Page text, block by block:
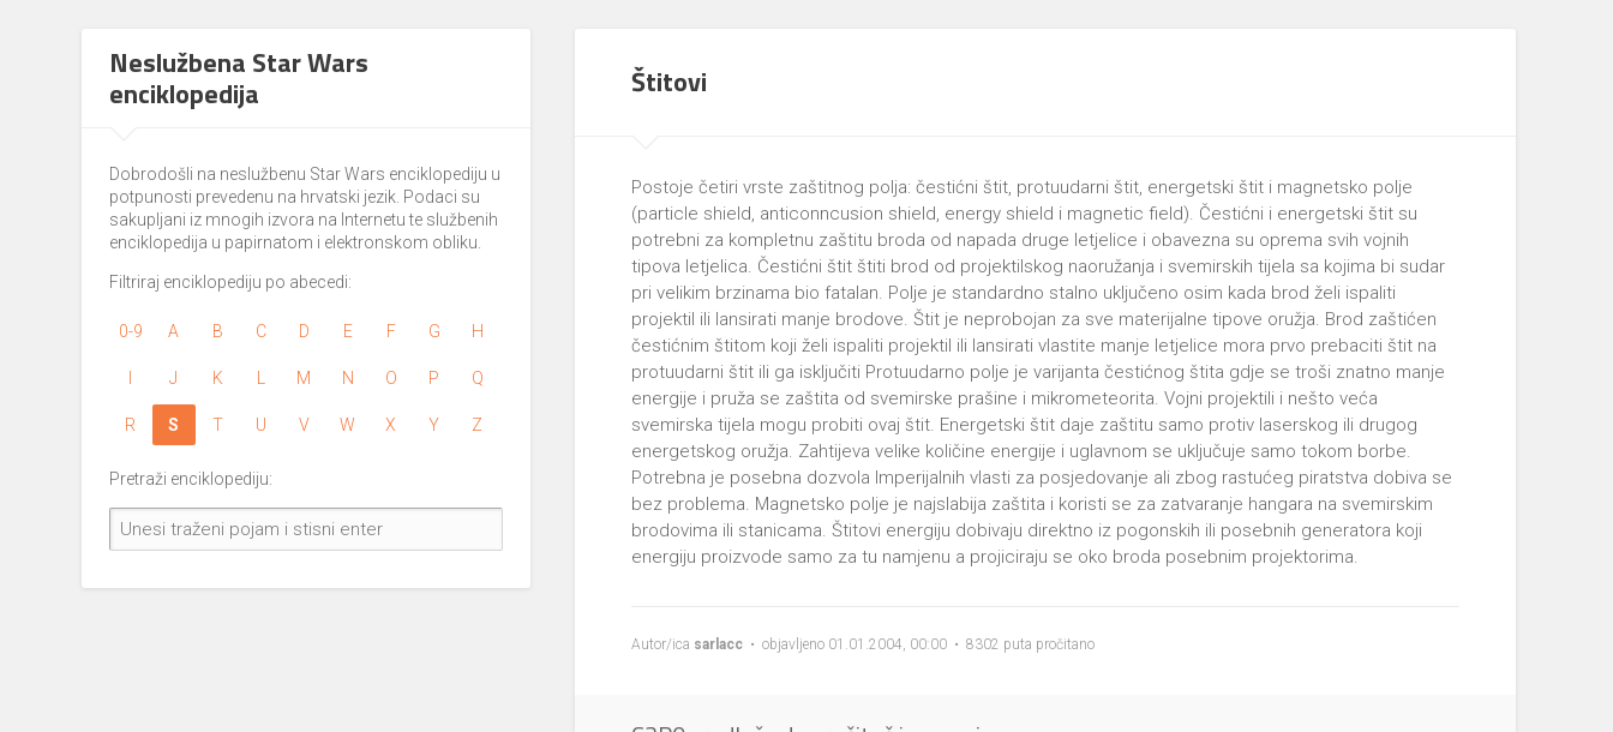
Neslužbena Star Wars
enciklopedija
Dobrodošli na neslužbenu Star Wars enciklopediju u
potpunosti prevedenu na hrvatski jezik. Podaci su
sakupljani iz mnogih izvora na Internetu te službenih
enciklopedija u papirnatom i elektronskom obliku.
Filtriraj enciklopediju po abecedi:
0-9 A B C D E F G H
J K M N O P Q
R S T U V W X Y Z
Pretraži enciklopediju:
Štitovi
Postoje četiri vrste zaštitnog polja: čestićni štit, protuudarni štit, energetski štit i magnetsko polje
(particle shield, anticonncusion shield, energy shield i magnetic field). Čestićni i energetski štit su
potrebni za kompletnu zaštitu broda od napada druge letjelice i obavezna su oprema svih vojnih
tipova letjelica. Čestićni štit štiti brod od projektilskog naoružanja i svemirskih tijela sa kojima bi sudar
pri velikim brzinama bio fatalan. Polje je standardno stalno uključeno osim kada brod želi ispaliti
projektil ili lansirati manje brodove. Štit je neprobojan za sve materijalne tipove oružja. Brod zaštićen
čestićnim štitom koji želi ispaliti projektil ili lansirati vlastite manje letjelice mora prvo prebaciti štit na
protuudarni štit ili ga isključiti Protuudarno polje je varijanta čestićnog štita gdje se troši znatno manje
energije i pruža se zaštita od svemirske prašine i mikrometeorita. Vojni projektili i nešto veća
svemirska tijela mogu probiti ovaj štit. Energetski štit daje zaštitu samo protiv laserskog ili drugog
energetskog oružja. Zahtijeva velike količine energije i uglavnom se uključuje samo tokom borbe.
Potrebna je posebna dozvola Imperijalnih vlasti za posjedovanje ali zbog rastućeg piratstva dobiva se
bez problema. Magnetsko polje je najslabija zaštita i koristi se za zatvaranje hangara na svemirskim
brodovima ili stanicama. Štitovi energiju dobivaju direktno iz pogonskih ili posebnih generatora koji
energiju proizvode samo za tu namjenu a projiciraju se oko broda posebnim projektorima.
Autor/ica sarlacc • objavljeno 01.01.2004, 00:00 • 8302 puta pročitano